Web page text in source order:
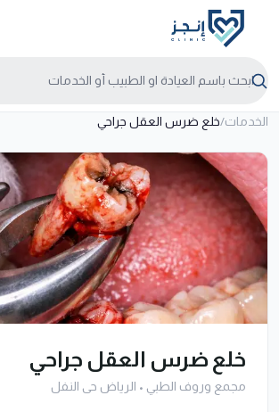
الخدمات/خلع ضرس العقل جراحي
خلع ضرس العقل جراحي
مجمع وروف الطبي • الرياض حى النفل